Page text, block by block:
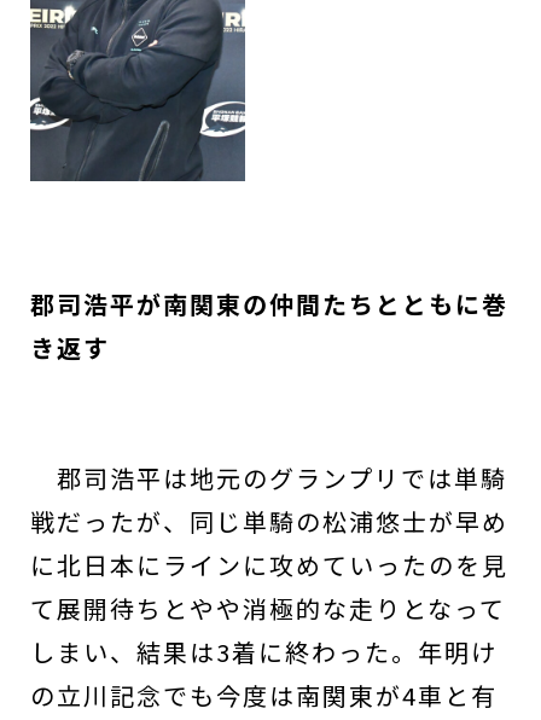
郡司浩平が南関東の仲間たちとともに巻
き返す
郡司浩平は地元のグランプリでは単騎
戦だったが、同じ単騎の松浦悠士が早め
に北日本にラインに攻めていったのを見
て展開待ちとやや消極的な走りとなって
しまい、結果は3着に終わった。年明け
の立川記念でも今度は南関東が4車と有